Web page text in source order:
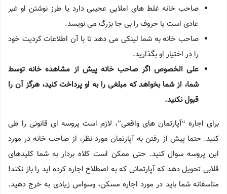
صاحب خانه غلط های املایی عجیبی دارد یا طرز نوشتن او غیر
عادی است یا حروف را بی جا بزرگ می نویسد.
صاحب خانه به شما لینکی می دهد تا با آن اطلاعات کردیت خود
را در اختیار او بگذارید.
علی الخصوص اگر صاحب خانه پیش از مشاهده خانه توسط
شما، از شما بخواهد که مبلغی را به او پرداخت کنید، هرگز آن را
قبول نکنید.
برای اجاره “آپارتمان های واقعی”، لازم است پروسه ای قانونی را طی
کنید. حتما پیش از رفتن به آپارتمان مورد نظر، از صاحب خانه در مورد
این پروسه سوال کنید. حتی ممکن است کلاه بردار به شما کلیدهای
قلابی تحویل دهد که آپارتمانی که به اصطلاح اجاره کرده اید را باز نکند!
متاسفانه شما باید در مورد اجاره مسکن، وسواس زیادی به خرج دهید.